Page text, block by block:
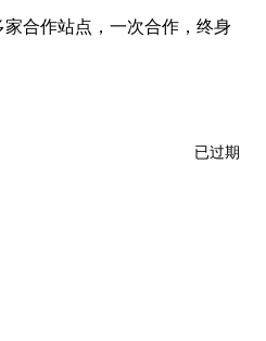
合作站点，一次合作，终身
已过期